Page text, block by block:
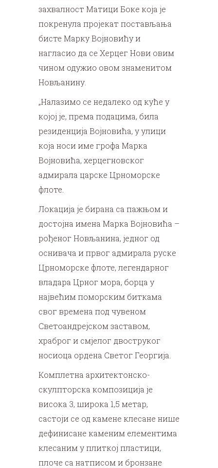
захвалност Матици Боке која је
покренула пројекат постављања
бисте Марку Војновићу и
нагласио да се Херцег Нови овим
чином одужио овом знаменитом
Новљанину.
„Налазимо се недалеко од куће у
којој је, према подацима, била
резиденција Војновића, у улици
која носи име грофа Марка
Војновића, херцегновског
адмирала царске Црноморске
флоте.
Локација је бирана са пажњом и
достојна имена Марка Војновића –
рођеног Новљанина, једног од
оснивача и првог адмирала руске
Црноморске флоте, легендарног
владара Црног мора, борца у
највећим поморским биткама
свог времена под чувеном
Светоандрејском заставом,
храброг и смјелог двоструког
носиоца ордена Светог Георгија.
Комплетна архитектонско-
скулпторска композиција је
висока 3, широка 1,5 метар,
састоји се од камене клесане нише
дефинисане каменим елементима
клесаним у плиткој пластици,
плоче са натписом и бронзане